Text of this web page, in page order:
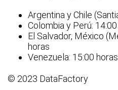
Argentina y Chile
Colombia y Perú:
El Salvador, México
horas
Venezuela: 15:00 horas
© 2023 DataFactory